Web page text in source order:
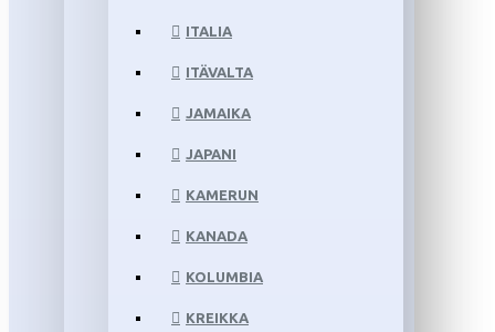
ITALIA
ITÄVALTA
JAMAIKA
JAPANI
KAMERUN
KANADA
KOLUMBIA
KREIKKA